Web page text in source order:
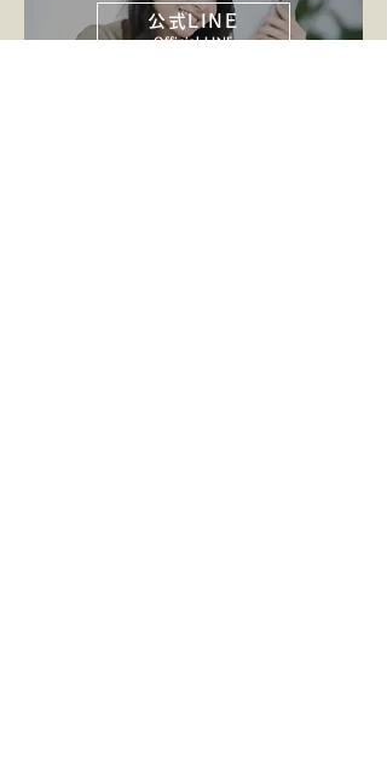
公式LINE
Official LINE